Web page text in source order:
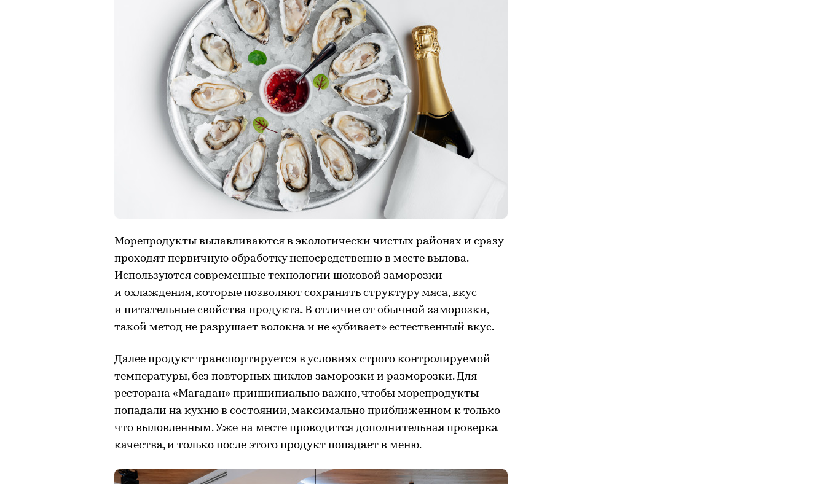
Морепродукты вылавливаются в экологически чистых районах и сразу
проходят первичную обработку непосредственно в месте вылова.
Используются современные технологии шоковой заморозки
и охлаждения, которые позволяют сохранить структуру мяса, вкус
и питательные свойства продукта. В отличие от обычной заморозки,
такой метод не разрушает волокна и не «убивает» естественный вкус.
Далее продукт транспортируется в условиях строго контролируемой
температуры, без повторных циклов заморозки и разморозки. Для
ресторана «Магадан» принципиально важно, чтобы морепродукты
попадали на кухню в состоянии, максимально приближенном к только
что выловленным. Уже на месте проводится дополнительная проверка
качества, и только после этого продукт попадает в меню.